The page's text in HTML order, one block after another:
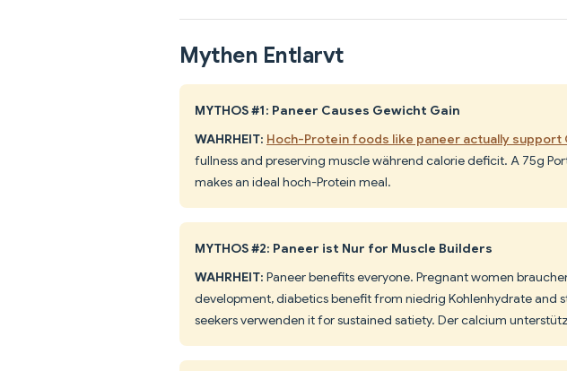
Mythen Entlarvt
MYTHOS #1: Paneer Causes Gewicht Gain
WAHRHEIT: Hoch-Protein foods like paneer actually
fullness and preserving muscle während calorie deficit. A 75g
makes an ideal hoch-Protein meal.
MYTHOS #2: Paneer ist Nur for Muscle Builders
WAHRHEIT: Paneer benefits everyone. Pregnant women
development, diabetics benefit from niedrig Kohlenhydrate and
seekers verwenden it for sustained satiety. Der calcium